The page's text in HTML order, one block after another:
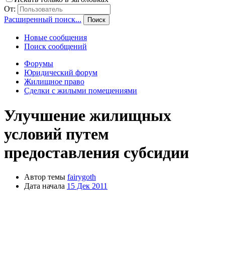
От:
Расширенный поиск...
Поиск
Новые сообщения
Поиск сообщений
Форумы
Юридический форум
Жилищное право
Сделки с жилыми помещениями
Улучшение жилищных
условий путем
предоставления субсидии
Автор темы fairygoth
Дата начала 15 Дек 2011